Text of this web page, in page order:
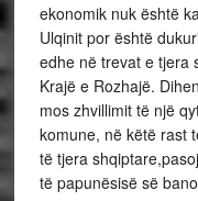
ekonomik nuk është
Ulqinit por është
edhe në trevat e tjera
Krajë e Rozhajë.
mos zhvillimit të një
komune, në këtë rast
të tjera
të papunësisë së